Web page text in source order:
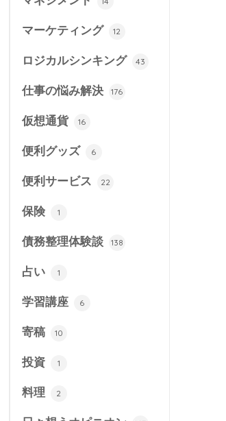
マーケティング 12
ロジカルシンキング 43
仕事の悩み解決 176
仮想通貨 16
便利グッズ 6
便利サービス 22
保険 1
債務整理体験談 138
占い 1
学習講座 6
寄稿 10
投資 1
料理 2